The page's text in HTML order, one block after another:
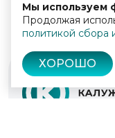
Мы используем
Продолжая
политикой сбора
ХОРОШО